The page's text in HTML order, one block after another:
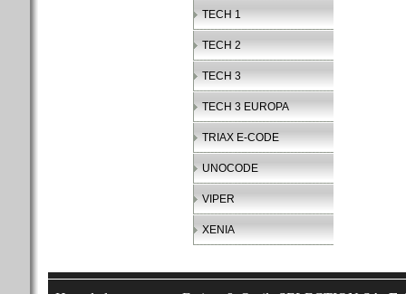
TECH 1
TECH 2
TECH 3
TECH 3 EUROPA
TRIAX E-CODE
UNOCODE
VIPER
XENIA